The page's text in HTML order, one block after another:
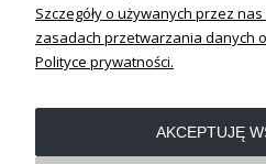
OBSŁUGA KLIENTA
Szczegóły o używanych przez
zasadach przetwarzania danych
Polityce prywatności.
AKCEPTUJĘ